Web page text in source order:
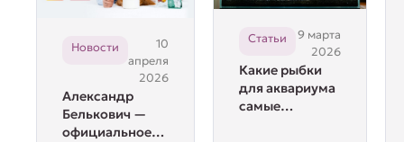
Новости
10
апреля
2026
Александр
Белькович —
официальное
Статьи
9 марта
2026
Какие рыбки
для аквариума
самые